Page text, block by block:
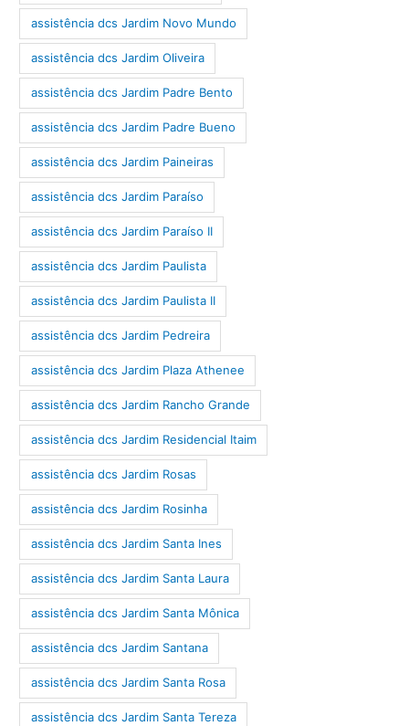
assistência dcs Jardim Novo Mundo
assistência dcs Jardim Oliveira
assistência dcs Jardim Padre Bento
assistência dcs Jardim Padre Bueno
assistência dcs Jardim Paineiras
assistência dcs Jardim Paraíso
assistência dcs Jardim Paraíso II
assistência dcs Jardim Paulista
assistência dcs Jardim Paulista II
assistência dcs Jardim Pedreira
assistência dcs Jardim Plaza Athenee
assistência dcs Jardim Rancho Grande
assistência dcs Jardim Residencial Itaim
assistência dcs Jardim Rosas
assistência dcs Jardim Rosinha
assistência dcs Jardim Santa Ines
assistência dcs Jardim Santa Laura
assistência dcs Jardim Santa Mônica
assistência dcs Jardim Santana
assistência dcs Jardim Santa Rosa
assistência dcs Jardim Santa Tereza